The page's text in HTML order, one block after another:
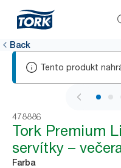
Back
Tento produkt
478886
Tork Premium
servítky –
Farba